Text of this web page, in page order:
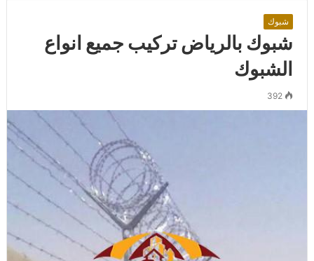
شبوك
شبوك بالرياض تركيب جميع انواع
الشبوك
392